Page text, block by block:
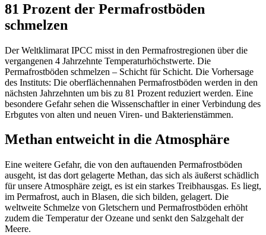
81 Prozent der Permafrostböden
schmelzen
Der Weltklimarat IPCC misst in den Permafrostregionen über die
vergangenen 4 Jahrzehnte Temperaturhöchstwerte. Die
Permafrostböden schmelzen – Schicht für Schicht. Die Vorhersage
des Instituts: Die oberflächennahen Permafrostböden werden in den
nächsten Jahrzehnten um bis zu 81 Prozent reduziert werden. Eine
besondere Gefahr sehen die Wissenschaftler in einer Verbindung des
Erbgutes von alten und neuen Viren- und Bakterienstämmen.
Methan entweicht in die Atmosphäre
Eine weitere Gefahr, die von den auftauenden Permafrostböden
ausgeht, ist das dort gelagerte Methan, das sich als äußerst schädlich
für unsere Atmosphäre zeigt, es ist ein starkes Treibhausgas. Es liegt,
im Permafrost, auch in Blasen, die sich bilden, gelagert. Die
weltweite Schmelze von Gletschern und Permafrostböden erhöht
zudem die Temperatur der Ozeane und senkt den Salzgehalt der
Meere.